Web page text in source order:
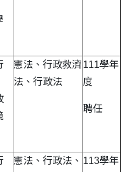
憲法、行政救濟
法、行政法
111學年
度
聘任
憲法、行政法、 113學年